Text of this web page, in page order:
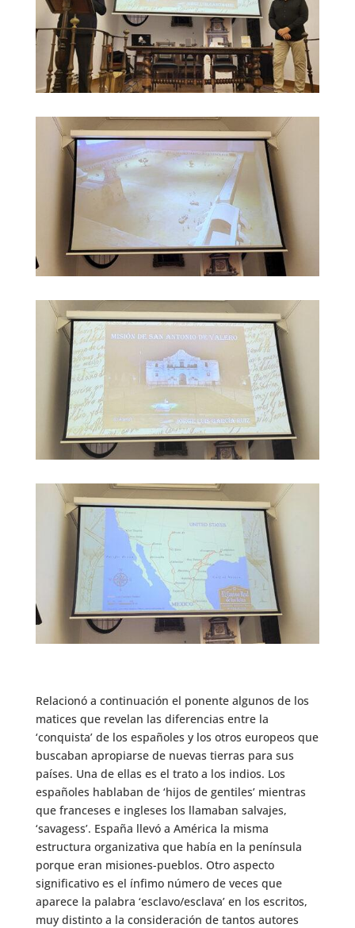
Relacionó a continuación el ponente algunos de los
matices que revelan las diferencias entre la
‘conquista’ de los españoles y los otros europeos que
buscaban apropiarse de nuevas tierras para sus
países. Una de ellas es el trato a los indios. Los
españoles hablaban de ‘hijos de gentiles’ mientras
que franceses e ingleses los llamaban salvajes,
‘savagess’. España llevó a América la misma
estructura organizativa que había en la península
porque eran misiones-pueblos. Otro aspecto
significativo es el ínfimo número de veces que
aparece la palabra ‘esclavo/esclava’ en los escritos,
muy distinto a la consideración de tantos autores